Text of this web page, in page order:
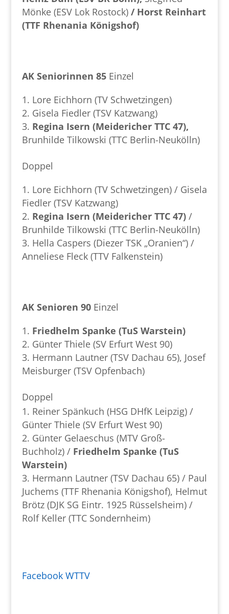
Mönke (ESV Lok Rostock)/ Horst Reinhart
(TTF Rhenania Königshof)
AK Seniorinnen 85 Einzel
Lore Eichhorn (TV Schwetzingen)
Gisela Fiedler (TSV Katzwang)
Regina Isern (Meidericher TTC 47),
Brunhilde Tilkowski (TTC Berlin-Neukölln)
Doppel
Lore Eichhorn (TV Schwetzingen) / Gisela
Fiedler (TSV Katzwang)
Regina Isern (Meidericher TTC 47)/
Brunhilde Tilkowski (TTC Berlin-Neukölln)
Hella Caspers (Diezer TSK „Oranien“) /
Anneliese Fleck (TTV Falkenstein)
AK Senioren 90 Einzel
Friedhelm Spanke (TuS Warstein)
Günter Thiele (SV Erfurt West 90)
Hermann Lautner (TSV Dachau 65), Josef
Meisburger (TSV Opfenbach)
Doppel
Reiner Spänkuch (HSG DHfK Leipzig) /
Günter Thiele (SV Erfurt West 90)
Günter Gelaeschus (MTV Groß-
Buchholz) / Friedhelm Spanke (TuS
Warstein)
Hermann Lautner (TSV Dachau 65) / Paul
Juchems (TTF Rhenania Königshof), Helmut
Brötz (DJK SG Eintr. 1925 Rüsselsheim) /
Rolf Keller (TTC Sondernheim)
Facebook WTTV